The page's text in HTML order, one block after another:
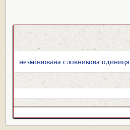
незмінювана словникова одиниця